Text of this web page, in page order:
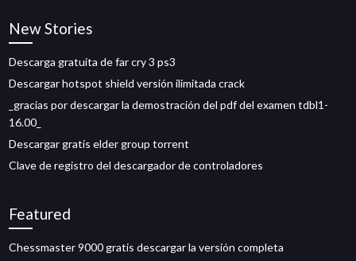
New Stories
Descarga gratuita de far cry 3 ps3
Descargar hotspot shield versión ilimitada crack
_gracias por descargar la demostración del pdf del examen tdbl1-
16.00_
Descargar gratis elder group torrent
Clave de registro del descargador de controladores
Featured
Chessmaster 9000 gratis descargar la versión completa